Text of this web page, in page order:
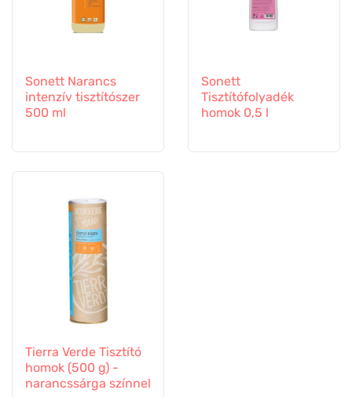
Sonett Narancs
intenzív tisztítószer
500 ml
Sonett
Tisztítófolyadék
homok 0,5 l
Tierra Verde Tisztító
homok (500 g) -
narancssárga színnel